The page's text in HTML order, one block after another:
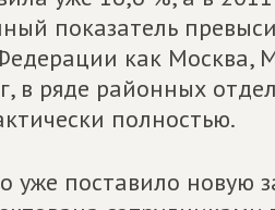
показатель
как Москва,
в ряде районных
полностью.
уже поставило новую